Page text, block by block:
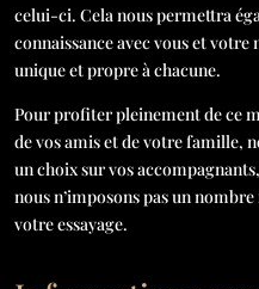
celui-ci. Cela nous permettra
connaissance avec vous et
unique et propre à chacune.
Pour profiter pleinement de ce
de vos amis et de votre famille,
un choix sur vos
nous n’imposons pas un
votre essayage.